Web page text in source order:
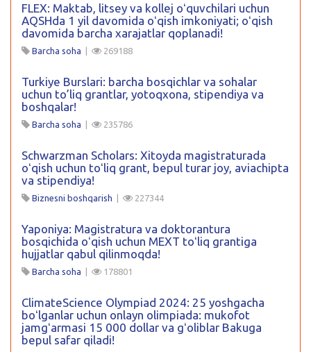
FLEX: Maktab, litsey va kollej oʻquvchilari uchun
AQSHda 1 yil davomida oʻqish imkoniyati; oʻqish
davomida barcha xarajatlar qoplanadi!
Barcha soha | 269188
Turkiye Burslari: barcha bosqichlar va sohalar
uchun to’liq grantlar, yotoqxona, stipendiya va
boshqalar!
Barcha soha | 235786
Schwarzman Scholars: Xitoyda magistraturada
oʻqish uchun toʻliq grant, bepul turar joy, aviachipta
va stipendiya!
Biznesni boshqarish | 227344
Yaponiya: Magistratura va doktorantura
bosqichida oʻqish uchun MEXT toʻliq grantiga
hujjatlar qabul qilinmoqda!
Barcha soha | 178801
ClimateScience Olympiad 2024: 25 yoshgacha
boʻlganlar uchun onlayn olimpiada: mukofot
jamgʻarmasi 15 000 dollar va gʻoliblar Bakuga
bepul safar qiladi!